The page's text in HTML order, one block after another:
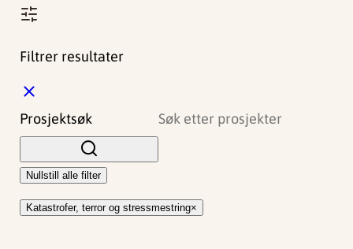
Filtrer resultater
u
k
k
Prosjektsøk
Nullstill alle filter
Katastrofer, terror og stressmestring